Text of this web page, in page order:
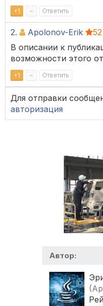
+1 – Ответить
2. Apolonov-Erik 52
В описании к
возможности этого
+1 – Ответить
Для отправки
авторизация
Автор: